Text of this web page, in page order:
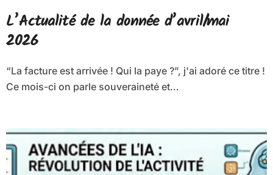
L’Actualité de la donnée d’avril/mai
2026
“La facture est arrivée ! Qui la paye ?”, j'ai adoré ce titre !
Ce mois-ci on parle souveraineté et…